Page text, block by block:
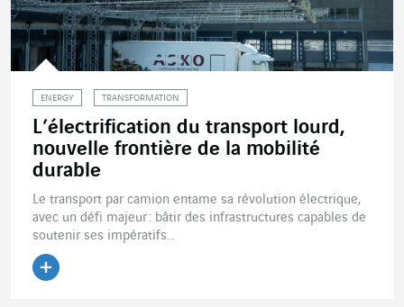
ENERGY TRANSFORMATION
L’électrification du transport lourd,
nouvelle frontière de la mobilité
durable
Le transport par camion entame sa révolution électrique,
avec un défi majeur : bâtir des infrastructures capables de
soutenir ses impératifs...